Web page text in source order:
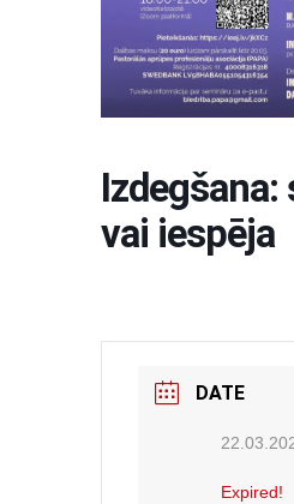
Izdegšana:
vai iespēja
DATE
Expired!